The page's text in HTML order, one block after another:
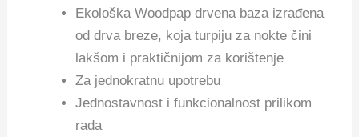
Ekološka Woodpap drvena baza izrađena
od drva breze, koja turpiju za nokte čini
lakšom i praktičnijom za korištenje
Za jednokratnu upotrebu
Jednostavnost i funkcionalnost prilikom
rada